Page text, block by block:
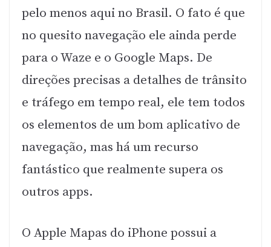
pelo menos aqui no Brasil. O fato é que
no quesito navegação ele ainda perde
para o Waze e o Google Maps. De
direções precisas a detalhes de trânsito
e tráfego em tempo real, ele tem todos
os elementos de um bom aplicativo de
navegação, mas há um recurso
fantástico que realmente supera os
outros apps.
O Apple Mapas do iPhone possui a